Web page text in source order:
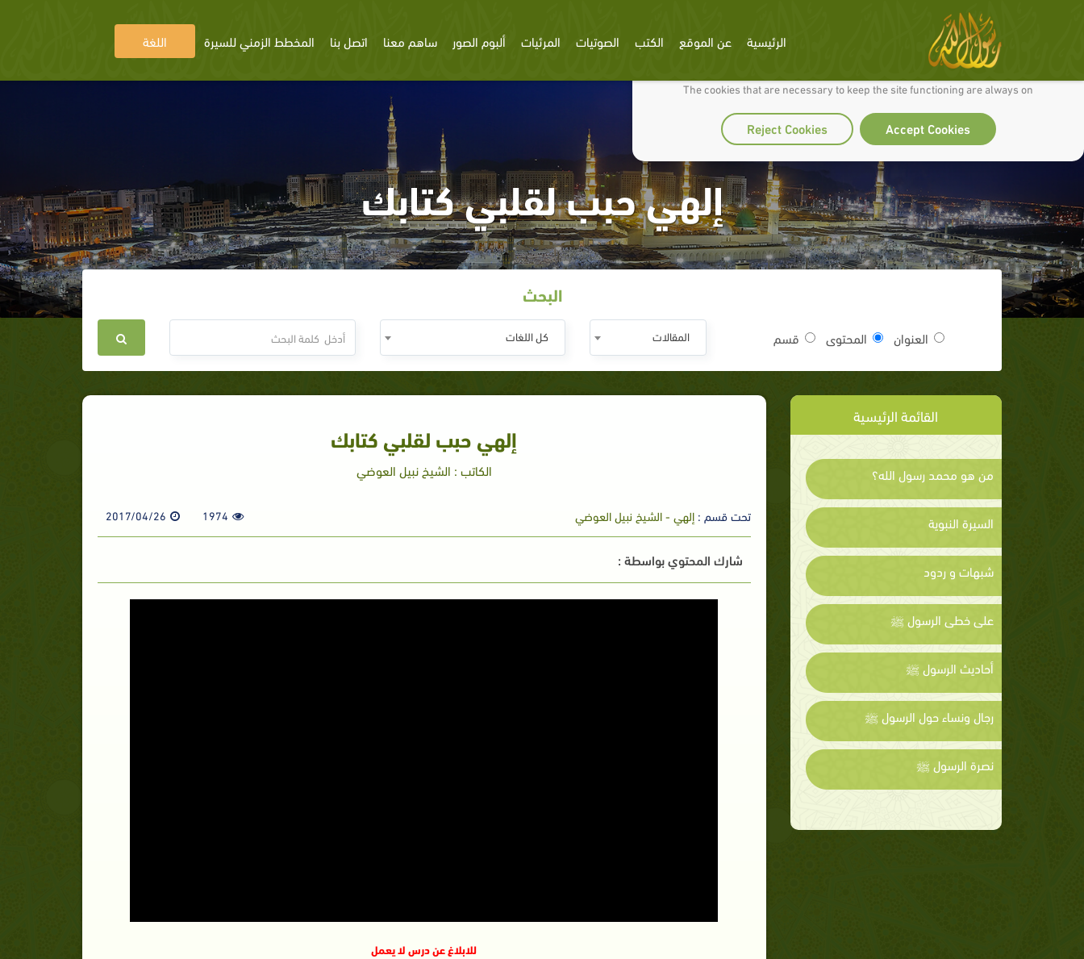
We use cookies to make our site work well for you and so we can continually improve it.
The cookies that are necessary to keep the site functioning are always on
Accept Cookies
Reject Cookies
الرئيسية عن الموقع الكتب الصوتيات المرئيات ألبوم الصور ساهم معنا اتصل بنا المخطط الزمني للسيرة اللغة
إلهي حبب لقلبي كتابك
البحث
العنوان المحتوى قسم المقالات كل اللغات
القائمة الرئيسية
من هو محمد رسول الله؟
السيرة النبوية
شبهات و ردود
على خطى الرسول ﷺ
أحاديث الرسول ﷺ
رجال ونساء حول الرسول ﷺ
نصرة الرسول ﷺ
إلهي حبب لقلبي كتابك
الكاتب : الشيخ نبيل العوضي
تحت قسم :إلهي - الشيخ نبيل العوضي 1974
2017/04/26
شارك المحتوي بواسطة :
للابلاغ عن درس لا يعمل